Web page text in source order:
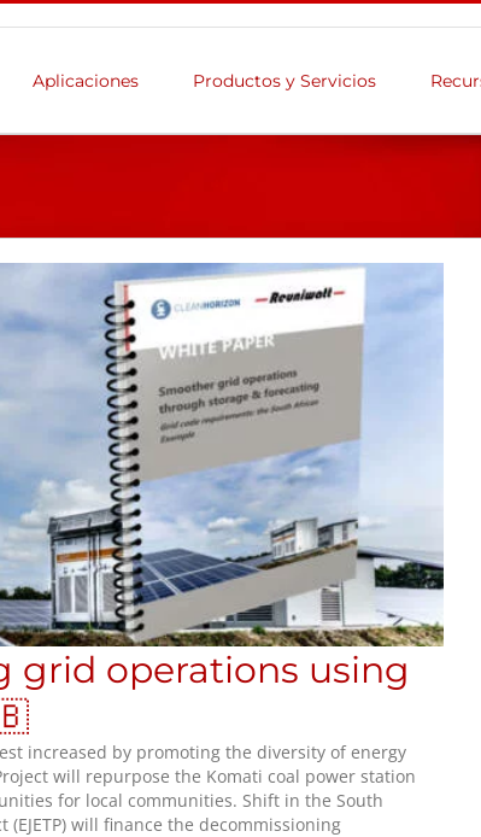
Aplicaciones Productos y Servicios
grid operations using
increased by promoting the diversity of energy
will repurpose the Komati coal power station
for local communities. Shift in the South
will finance the decommissioning